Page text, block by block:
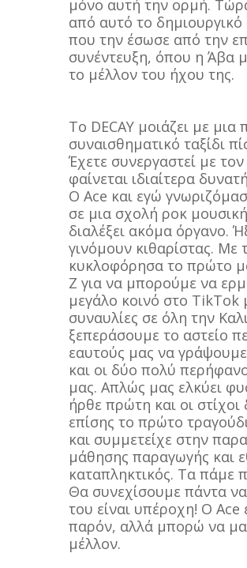
μόνο αυτή την ορμή.
από αυτό το
που την έσωσε από την
συνέντευξη, όπου η Άβα
το μέλλον του ήχου της.
Το DECAY μοιάζει με
συναισθηματικό ταξίδι
Έχετε συνεργαστεί με
φαίνεται ιδιαίτερα
Ο Ace και εγώ
σε μια σχολή ροκ
διαλέξει ακόμα όργανο.
γινόμουν κιθαρίστας. Με
κυκλοφόρησα το πρώτο
Z για να μπορούμε να
μεγάλο κοινό στο TikTok
συναυλίες σε όλη την
ξεπεράσουμε το αστείο
εαυτούς μας να
και οι δύο πολύ
μας. Απλώς μας ελκύει
ήρθε πρώτη και οι
επίσης το πρώτο
και συμμετείχε στην
μάθησης παραγωγής και
καταπληκτικός. Τα πάμε
Θα συνεχίσουμε πάντα
του είναι υπέροχη! Ο
παρόν, αλλά μπορώ να
μέλλον.